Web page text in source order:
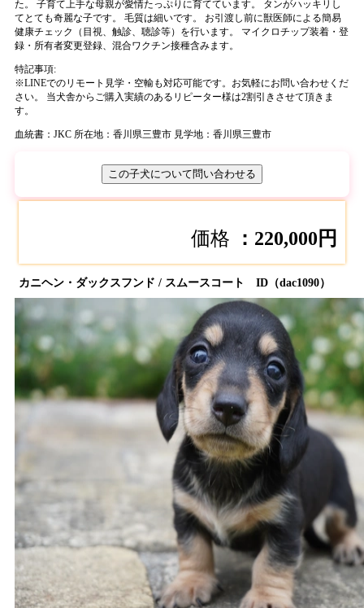
た。 子育て上手な母親が愛情たっぷりに育てています。 タンがハッキリし
てとても奇麗な子です。 毛質は細いです。 お引渡し前に獣医師による簡易
健康チェック（目視、触診、聴診等）を行います。 マイクロチップ装着・登
録・所有者変更登録、混合ワクチン接種含みます。
特記事項:
※LINEでのリモート見学・空輸も対応可能です。お気軽にお問い合わせくだ
さい。 当犬舎からご購入実績のあるリピーター様は2割引きさせて頂きま
す。
血統書：JKC 所在地：香川県三豊市 見学地：香川県三豊市
この子犬について問い合わせる
価格 ：220,000円
カニヘン・ダックスフンド / スムースコート ID（dac1090）